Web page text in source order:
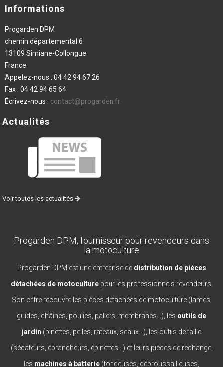
Informations
Progarden DPM
chemin départemental 6
13109 Simiane-Collongue
France
Appelez-nous : 04 42 94 67 26
Fax : 04 42 94 65 64
Écrivez-nous : contact@progarden.fr
Actualités
Voir toutes les actualités
Progarden DPM, fournisseur pour revendeurs dans
la motoculture
Progarden DPM est une entreprise de distribution de pièces
détachées de motoculturepour les professionnels revendeurs.
Son offre recouvre les pièces détachées de motoculture (lames,
guides, châines, poulies, paliers, membranes...), les outils de
jardin (binettes, pelles, rateaux, seaux...), les outils de taille
(sécateurs, ébrancheurs, épinettes...) et leurs pièces de rechange,
les machines à batterie (tondeuses, débroussailleuses,